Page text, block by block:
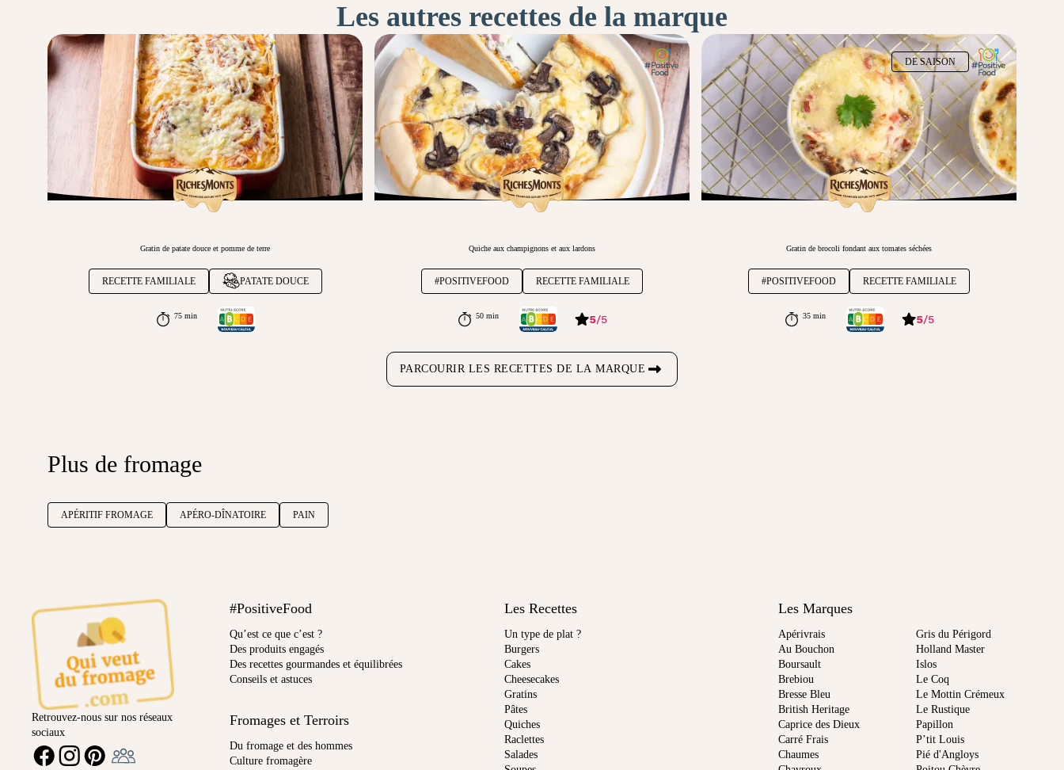
Les autres recettes de la marque
Gratin de patate douce et pomme de terre
RECETTE FAMILIALE PATATE DOUCE
75 min
Quiche aux champignons et aux lardons
#POSITIVEFOOD RECETTE FAMILIALE
50 min 5/5
DE SAISON
Gratin de brocoli fondant aux tomates séchées
#POSITIVEFOOD RECETTE FAMILIALE
35 min 5/5
PARCOURIR LES RECETTES DE LA MARQUE
Plus de fromage
APÉRITIF FROMAGE APÉRO-DÎNATOIRE PAIN
Retrouvez-nous sur nos réseaux
sociaux
FACEBOOKINSTAGRAMPINTEREST
#PositiveFood
Qu’est ce que c’est ?
Des produits engagés
Des recettes gourmandes et équilibrées
Conseils et astuces
Fromages et Terroirs
Du fromage et des hommes
Culture fromagère
Les Recettes
Un type de plat ?
Burgers
Cakes
Cheesecakes
Gratins
Pâtes
Quiches
Raclettes
Salades
Les Marques
Apérivrais
Au Bouchon
Boursault
Brebiou
Bresse Bleu
British Heritage
Caprice des Dieux
Carré Frais
Chaumes
Gris du Périgord
Holland Master
Islos
Le Coq
Le Mottin Crémeux
Le Rustique
Papillon
P’tit Louis
Pié d'Angloys